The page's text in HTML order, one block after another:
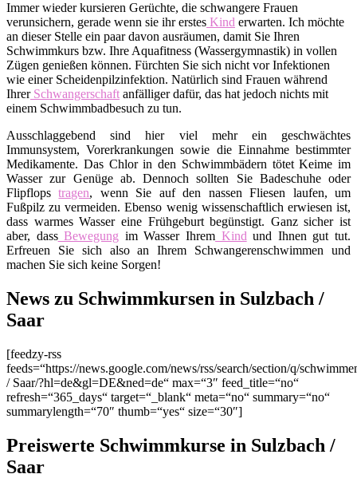
Immer wieder kursieren Gerüchte, die schwangere Frauen
verunsichern, gerade wenn sie ihr erstes Kind erwarten. Ich möchte
an dieser Stelle ein paar davon ausräumen, damit Sie Ihren
Schwimmkurs bzw. Ihre Aquafitness (Wassergymnastik) in vollen
Zügen genießen können. Fürchten Sie sich nicht vor Infektionen
wie einer Scheidenpilzinfektion. Natürlich sind Frauen während
IhrerSchwangerschaft anfälliger dafür, das hat jedoch nichts mit
einem Schwimmbadbesuch zu tun.
Ausschlaggebend sind hier viel mehr ein geschwächtes
Immunsystem, Vorerkrankungen sowie die Einnahme bestimmter
Medikamente. Das Chlor in den Schwimmbädern tötet Keime im
Wasser zur Genüge ab. Dennoch sollten Sie Badeschuhe oder
Flipflopstragen, wenn Sie auf den nassen Fliesen laufen, um
Fußpilz zu vermeiden. Ebenso wenig wissenschaftlich erwiesen ist,
dass warmes Wasser eine Frühgeburt begünstigt. Ganz sicher ist
aber, dassBewegung im Wasser Ihrem Kind und Ihnen gut tut.
Erfreuen Sie sich also an Ihrem Schwangerenschwimmen und
machen Sie sich keine Sorgen!
News zu Schwimmkursen in Sulzbach /
Saar
[feedzy-rss
feeds=“https://news.google.com/news/rss/search/section/q/
/ Saar/?hl=de&gl=DE&ned=de“ max=“3″ feed_title=“no“
refresh=“365_days“ target=“_blank“ meta=“no“ summary=“no“
summarylength=“70″ thumb=“yes“ size=“30″]
Preiswerte Schwimmkurse in Sulzbach /
Saar